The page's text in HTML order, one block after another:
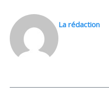
La rédaction